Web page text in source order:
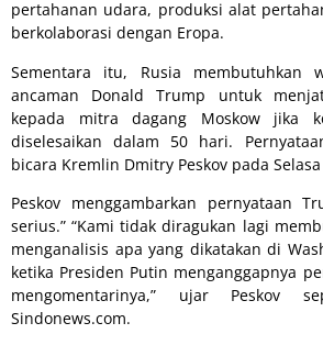
pertahanan udara, produksi alat
berkolaborasi dengan Eropa.
Sementara itu, Rusia membutuhkan
ancaman Donald Trump untuk
kepada mitra dagang Moskow jika
diselesaikan dalam 50 hari.
bicara Kremlin Dmitry Peskov pada
Peskov menggambarkan pernyataan
serius.” “Kami tidak diragukan lagi
menganalisis apa yang dikatakan di
ketika Presiden Putin menganggapnya
mengomentarinya,” ujar Peskov
Sindonews.com.